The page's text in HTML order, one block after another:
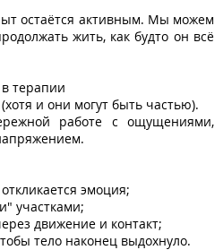
остаётся активным. Мы можем
жить, как будто он всё
терапии
и они могут быть частью).
работе с ощущениями,
эмоция;
участками;
движение и контакт;
тело наконец выдохнуло.